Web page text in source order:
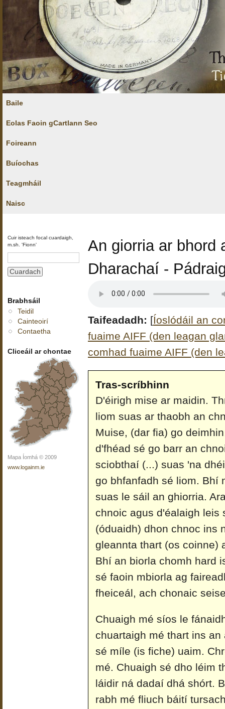
Baile
Eolas Faoin gCartlann Seo
Foireann
Buíochas
Teagmháil
Naisc
Cuir isteach focal cuardaigh,
m.sh. 'Fionn'
Brabhsáil
Teidil
Cainteoirí
Contaetha
Cliceáil ar chontae
Mapa Íomhá © 2009
www.logainm.ie
An giorria ar bhord
Dharachaí -
Taifeadadh: [Íoslódáil an
fuaime AIFF (den leagan
comhad fuaime AIFF (den
Tras-scríbhinn
D'éirigh mise ar maidin.
liom suas ar thaobh an
Muise, (dar fia) go
d'fhéad sé go barr an
sciobthaí (...) suas 'na
go bhfanfadh sé liom. Bhí
suas le sáil an ghiorria.
chnoic agus d'éalaigh leis
(óduaidh) dhon chnoc ins
gleannta thart (os coinne)
Bhí an biorla chomh hard
sé faoin mbiorla ag
fheiceál, ach chonaic
Chuaigh mé síos le
chuartaigh mé thart ins
sé míle (is fiche) uaim.
mé. Chuaigh sé dho léim
láidir ná dadaí dhá shórt.
rabh mé fliuch báití